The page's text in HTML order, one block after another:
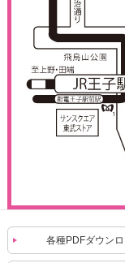
各種PDFダウン